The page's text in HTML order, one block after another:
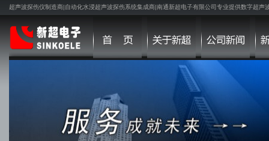
超声波探伤仪制造商|自动化水浸超声波探伤系统集成商|南通新超电子有限公司专业提供数字超